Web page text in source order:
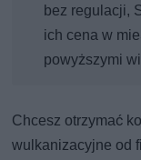
bez regulacji,
ich cena w
powyższymi
Chcesz otrzymać
wulkanizacyjne od